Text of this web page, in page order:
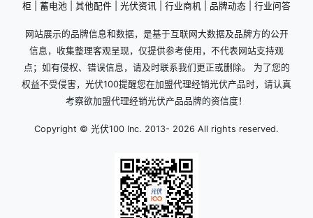
柜
蓄电池 其他配件 光伏资讯 行业商机 品牌动态 行业问答
网站展示的品牌信息和数据，是基于互联网大数据及品牌方的公开
信息，收集整理客观呈现，仅提供参考使用，不代表网站支持观
点；如有侵权、错误信息，请及时联系我们更正或删除。 为了您的
权益不受侵害，光伏100提醒您在加盟代理经销光伏产品时，请认真
考察欲加盟代理经销光伏产品品牌的资信度！
Copyright © 光伏100 Inc. 2013- 2026 All rights reserved.